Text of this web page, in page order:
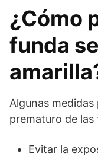
¿Cómo
funda
Algunas
prematuro de las
Evitar la